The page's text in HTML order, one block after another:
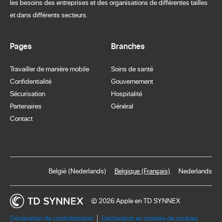
les besoins des entreprises et des organisations de différentes tailles
et dans différents secteurs.
Pages
Travailler de manière mobile
Confidentialité
Sécurisation
Partenaires
Contact
Branches
Soins de santé
Gouvernement
Hospitalité
Général
België (Nederlands) Belgique (Français) Nederlands
© 2026 Apple en TD SYNNEX
Déclaration de confidentialité
Déclaration en matière de cookies